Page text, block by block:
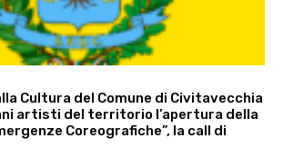
Cultura del Comune di Civitavecchia
artisti del territorio l’apertura della
Coreografiche”, la call di